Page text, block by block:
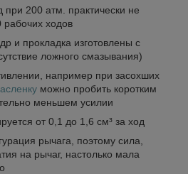
200 атм. практически не
рабочих ходов
и прокладка изготовлены с
ложного смазывания)
например при засохших
можно пробить коротким
меньшем усилии
от 0,1 до 1,6 см³ за ход
рычага, поэтому сила,
на рычаг, настолько мала